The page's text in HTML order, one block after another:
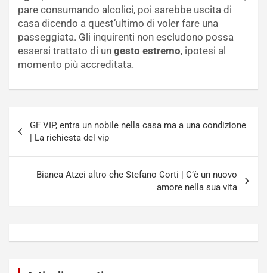
pare consumando alcolici, poi sarebbe uscita di
casa dicendo a quest’ultimo di voler fare una
passeggiata. Gli inquirenti non escludono possa
essersi trattato di un gesto estremo, ipotesi al
momento più accreditata.
articoli
GF VIP, entra un nobile nella casa ma a una condizione
| La richiesta del vip
Bianca Atzei altro che Stefano Corti | C’è un nuovo
amore nella sua vita